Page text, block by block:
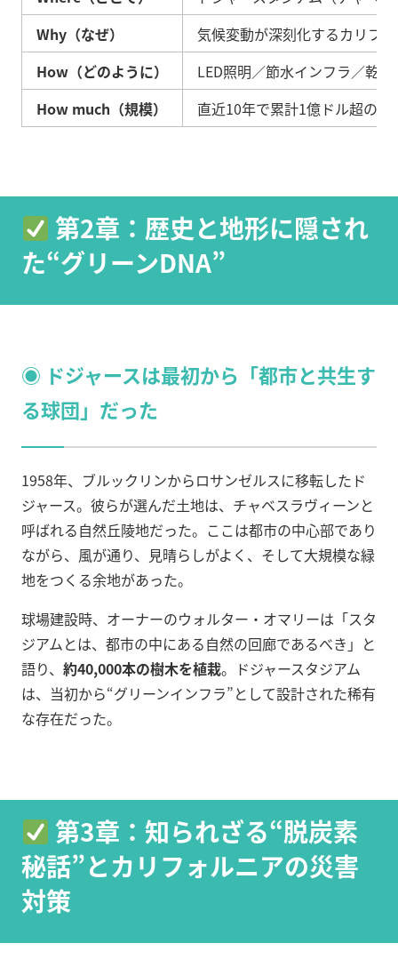
Why（なぜ）
気候変動が深刻化するカリフ
How（どのように）
LED照明／節水インフラ／乾
How much（規模）
直近10年で累計1億ドル超の
第2章：歴史と地形に隠され
た“グリーンDNA”
◉ ドジャースは最初から「都市と共生す
る球団」だった
1958年、ブルックリンからロサンゼルスに移転したド
ジャース。彼らが選んだ土地は、チャベスラヴィーンと
呼ばれる自然丘陵地だった。ここは都市の中心部であり
ながら、風が通り、見晴らしがよく、そして大規模な緑
地をつくる余地があった。
球場建設時、オーナーのウォルター・オマリーは「スタ
ジアムとは、都市の中にある自然の回廊であるべき」と
語り、 約40,000本の樹木を植栽。ドジャースタジアム
は、当初から“グリーンインフラ”として設計された稀有
な存在だった。
第3章：知られざる“脱炭素
秘話”とカリフォルニアの災害
対策